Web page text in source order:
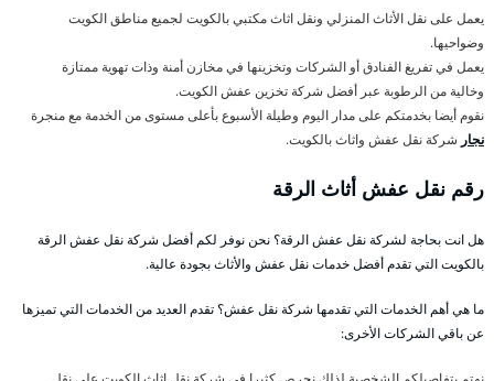
يعمل على نقل الأثاث المنزلي ونقل اثاث مكتبي بالكويت لجميع مناطق الكويت
وضواحيها.
يعمل في تفريغ الفنادق أو الشركات وتخزينها في مخازن أمنة وذات تهوية ممتازة
وخالية من الرطوبة عبر أفضل شركة تخزين عفش الكويت.
نقوم أيضا بخدمتكم على مدار اليوم وطيلة الأسبوع بأعلى مستوى من الخدمة مع منجرة
نجار شركة نقل عفش واثاث بالكويت.
رقم نقل عفش أثاث الرقة
هل انت بحاجة لشركة نقل عفش الرقة؟ نحن نوفر لكم أفضل شركة نقل عفش الرقة
بالكويت التي تقدم أفضل خدمات نقل عفش والأثاث بجودة عالية.
ما هي أهم الخدمات التي تقدمها شركة نقل عفش؟ تقدم العديد من الخدمات التي تميزها
عن باقي الشركات الأخرى: